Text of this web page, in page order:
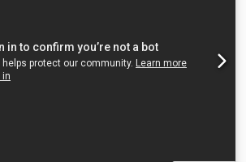
転 360° 下部テーブルからドリルスピン
さは約10cmです。 1,200ミリメートル
レベル1 stfl。 60～210 または 200～600